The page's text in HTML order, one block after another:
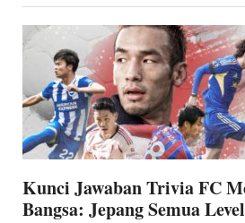
Kunci Jawaban Trivia FC
Bangsa: Jepang Semua Level